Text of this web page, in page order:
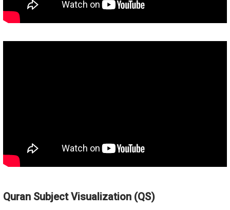
Quran Subject Visualization (QS)